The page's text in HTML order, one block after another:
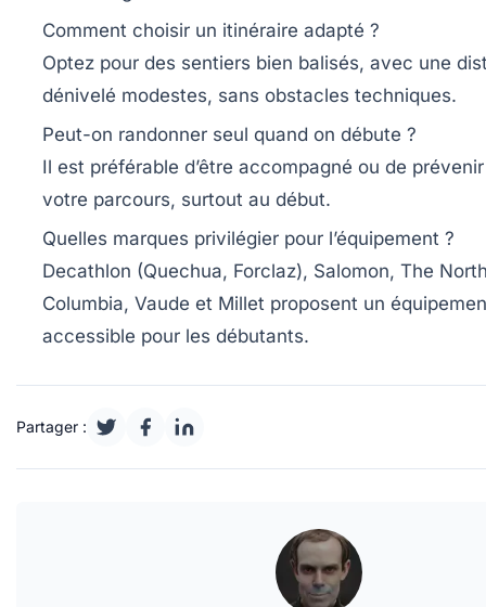
Comment choisir un itinéraire adapté ?
Optez pour des sentiers bien balisés, avec une
dénivelé modestes, sans obstacles techniques.
Peut-on randonner seul quand on débute ?
Il est préférable d’être accompagné ou de
votre parcours, surtout au début.
Quelles marques privilégier pour l’équipement ?
Decathlon (Quechua, Forclaz), Salomon, The
Columbia, Vaude et Millet proposent un
accessible pour les débutants.
Partager :